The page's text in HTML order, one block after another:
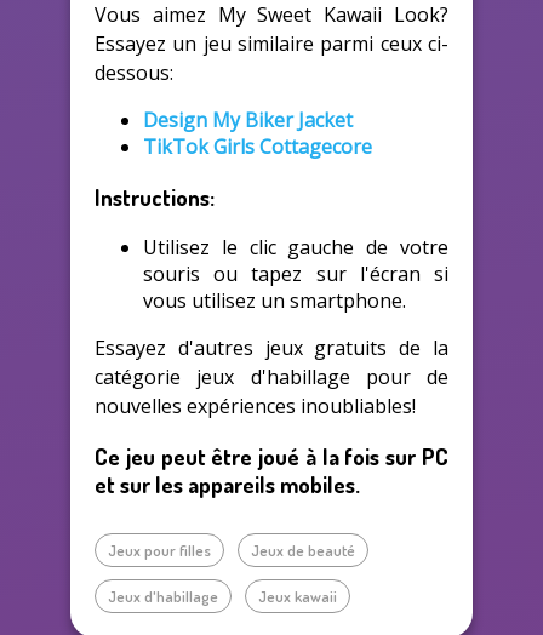
Vous aimez My Sweet Kawaii Look?
Essayez un jeu similaire parmi ceux ci-
dessous:
Design My Biker Jacket
TikTok Girls Cottagecore
Instructions:
Utilisez le clic gauche de votre
souris ou tapez sur l'écran si
vous utilisez un smartphone.
Essayez d'autres jeux gratuits de la
catégorie jeux d'habillage pour de
nouvelles expériences inoubliables!
Ce jeu peut être joué à la fois sur PC
et sur les appareils mobiles.
Jeux pour filles Jeux de beauté
Jeux d'habillage Jeux kawaii